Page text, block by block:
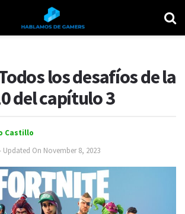
los desafíos de la
del capítulo 3
Castillo
Updated On November 8, 2023